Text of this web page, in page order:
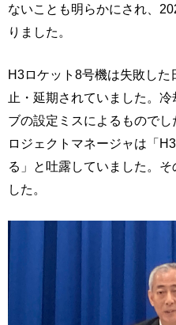
ないことも明らかにされ、
りました。
H3ロケット8号機は失敗した
止・延期されていました。
ブの設定ミスによるもので
ロジェクトマネージャは「
る」と吐露していました。
した。